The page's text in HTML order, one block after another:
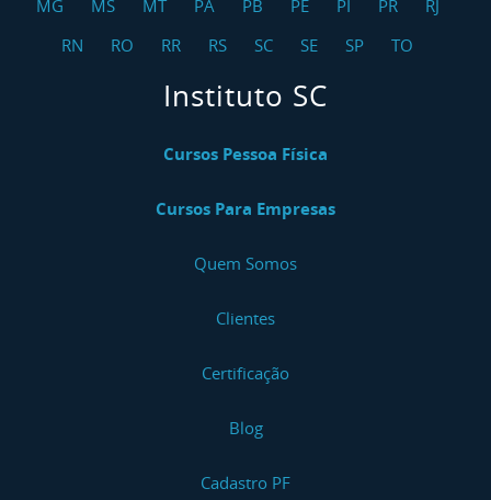
MG
MS MT PA PB PE PI PR
RJ
RN
RO RR RS SC SE SP TO
Instituto SC
Cursos Pessoa Física
Cursos Para Empresas
Quem Somos
Clientes
Certificação
Blog
Cadastro PF